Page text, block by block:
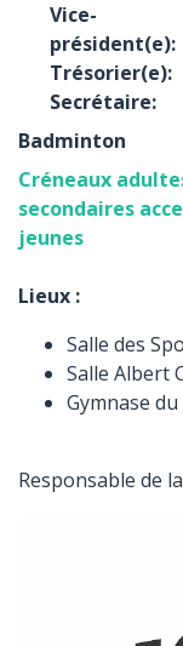
Vice-
président(e):
Trésorier(e):
Secrétaire:
Badminton
Créneaux
secondaires
jeunes
Lieux :
Salle des
Salle Albert
Gymnase
Responsable de